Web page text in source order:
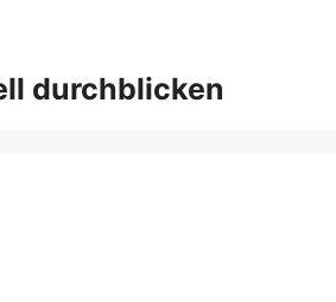
durchblicken